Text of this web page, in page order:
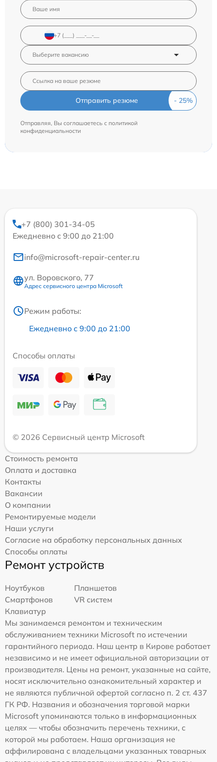
Отправить резюме
Отправляя, Вы соглашаетесь с политикой
конфиденциальности
+7 (800) 301-34-05
Ежедневно с 9:00 до 21:00
info@microsoft-repair-center.ru
ул. Воровского, 77
Адрес сервисного центра Microsoft
Режим работы:
Ежедневно с 9:00 до 21:00
Способы оплаты
© 2026 Сервисный центр Microsoft
Стоимость ремонта
Оплата и доставка
Контакты
Вакансии
О компании
Ремонтируемые модели
Наши услуги
Согласие на обработку персональных данных
Способы оплаты
Ремонт устройств
Ноутбуков
Планшетов
Смартфонов
VR систем
Клавиатур
Мы занимаемся ремонтом и техническим
обслуживанием техники Microsoft по истечении
гарантийного периода. Наш центр в Кирове работает
независимо и не имеет официальной авторизации от
производителя. Цены на ремонт, указанные на сайте,
носят исключительно ознакомительный характер и
не являются публичной офертой согласно п. 2 ст. 437
ГК РФ. Названия и обозначения торговой марки
Microsoft упоминаются только в информационных
целях — чтобы обозначить перечень техники, с
которой мы работаем. Наша организация не
аффилирована с владельцами указанных товарных